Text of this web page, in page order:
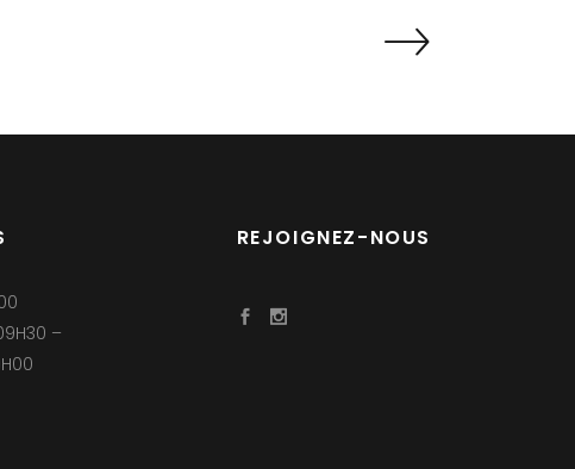
–
REJOIGNEZ-NOUS